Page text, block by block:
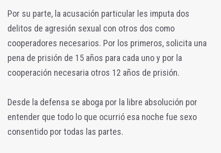
Por su parte, la acusación particular les imputa dos
delitos de agresión sexual con otros dos como
cooperadores necesarios. Por los primeros, solicita una
pena de prisión de 15 años para cada uno y por la
cooperación necesaria otros 12 años de prisión.
Desde la defensa se aboga por la libre absolución por
entender que todo lo que ocurrió esa noche fue sexo
consentido por todas las partes.